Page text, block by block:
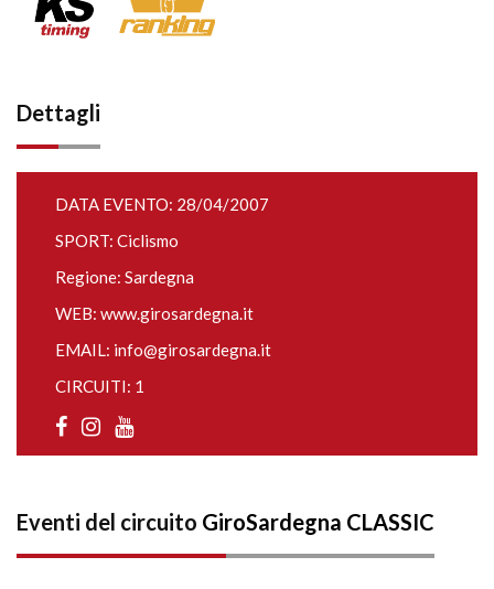
Dettagli
DATA EVENTO: 28/04/2007
SPORT: Ciclismo
Regione: Sardegna
WEB: www.girosardegna.it
EMAIL: info@girosardegna.it
CIRCUITI: 1
Eventi del circuito GiroSardegna CLASSIC